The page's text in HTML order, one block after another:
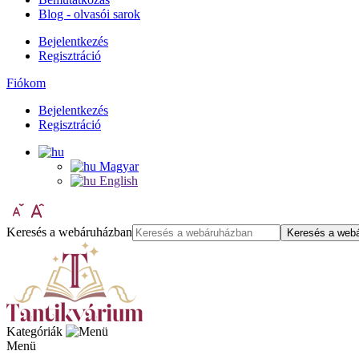
Blog - olvasói sarok
Bejelentkezés
Regisztráció
Fiókom
Bejelentkezés
Regisztráció
Magyar
English
Keresés a webáruházban Keresés a
Kategóriák
Menü